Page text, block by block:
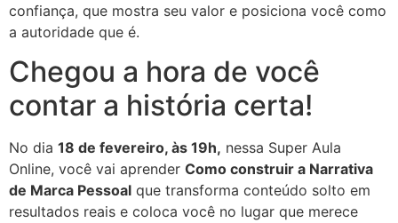
confiança, que mostra seu valor e posiciona você como
a autoridade que é.
Chegou a hora de você
contar a história certa!
No dia 18 de fevereiro, às 19h, nessa Super Aula
Online, você vai aprender Como construir a Narrativa
de Marca Pessoal que transforma conteúdo solto em
resultados reais e coloca você no lugar que merece